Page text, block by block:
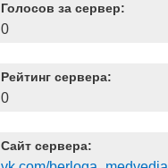
Голосов за сервер:
0
Рейтинг сервера:
0
Сайт сервера: